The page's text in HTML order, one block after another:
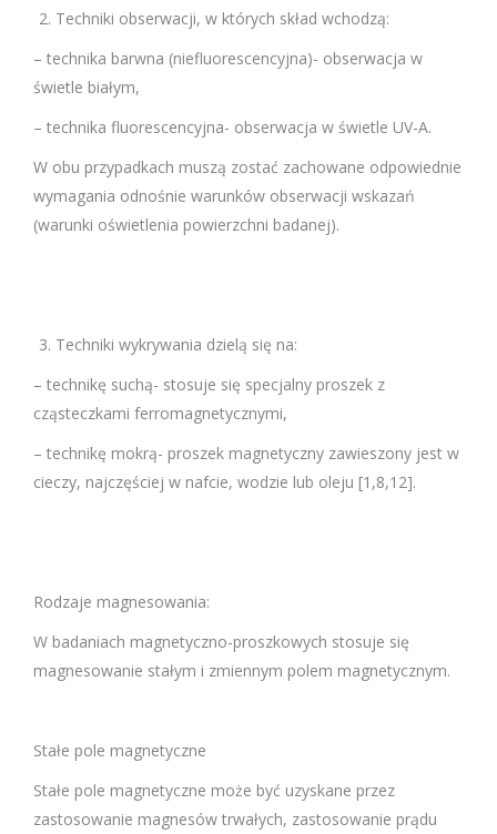
Techniki obserwacji, w których skład wchodzą:
– technika barwna (niefluorescencyjna)- obserwacja w
świetle białym,
– technika fluorescencyjna- obserwacja w świetle UV-A.
W obu przypadkach muszą zostać zachowane odpowiednie
wymagania odnośnie warunków obserwacji wskazań
(warunki oświetlenia powierzchni badanej).
Techniki wykrywania dzielą się na:
– technikę suchą- stosuje się specjalny proszek z
cząsteczkami ferromagnetycznymi,
– technikę mokrą- proszek magnetyczny zawieszony jest w
cieczy, najczęściej w nafcie, wodzie lub oleju [1,8,12].
Rodzaje magnesowania:
W badaniach magnetyczno-proszkowych stosuje się
magnesowanie stałym i zmiennym polem magnetycznym.
Stałe pole magnetyczne
Stałe pole magnetyczne może być uzyskane przez
zastosowanie magnesów trwałych, zastosowanie prądu